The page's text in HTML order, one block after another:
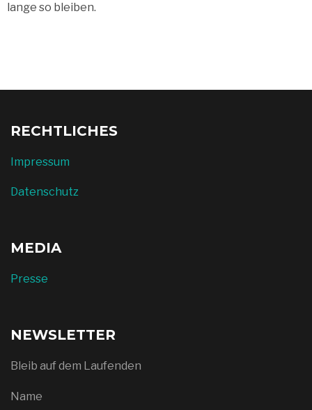
lange so bleiben.
RECHTLICHES
Impressum
Datenschutz
MEDIA
Presse
NEWSLETTER
Bleib auf dem Laufenden
Name